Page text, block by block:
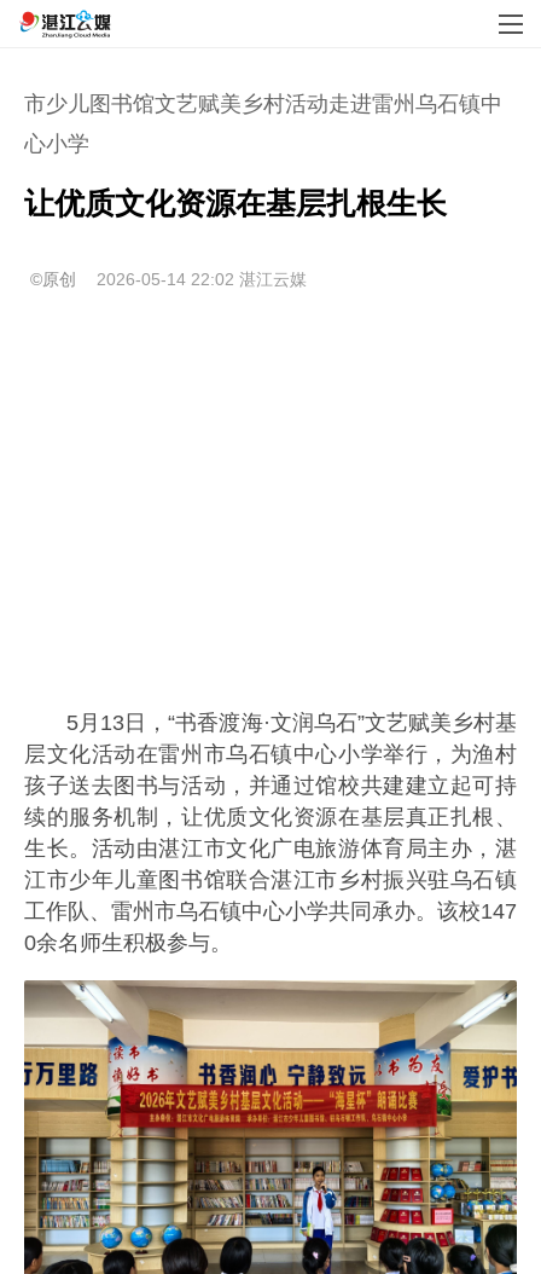
市少儿图书馆文艺赋美乡村活动走进雷州乌石镇中
心小学
让优质文化资源在基层扎根生长
©原创 2026-05-14 22:02 湛江云媒
5月13日，“书香渡海·文润乌石”文艺赋美乡村基
层文化活动在雷州市乌石镇中心小学举行，为渔村
孩子送去图书与活动，并通过馆校共建建立起可持
续的服务机制，让优质文化资源在基层真正扎根、
生长。活动由湛江市文化广电旅游体育局主办，湛
江市少年儿童图书馆联合湛江市乡村振兴驻乌石镇
工作队、雷州市乌石镇中心小学共同承办。该校147
0余名师生积极参与。